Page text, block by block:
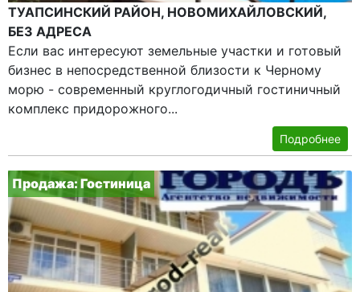
ТУАПСИНСКИЙ РАЙОН, НОВОМИХАЙЛОВСКИЙ,
БЕЗ АДРЕСА
Если вас интересуют земельные участки и готовый
бизнес в непосредственной близости к Черному
морю - современный круглогодичный гостиничный
комплекс придорожного...
Подробнее
Продажа: Гостиница